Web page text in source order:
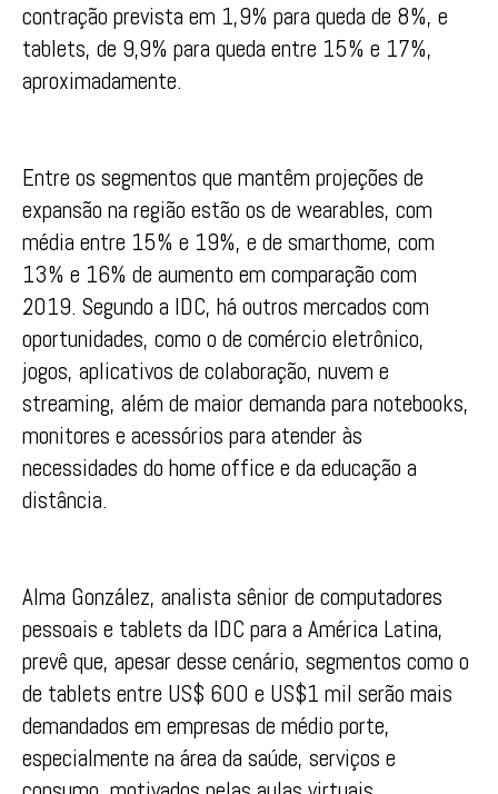
contração prevista em 1,9% para queda de 8%, e
tablets, de 9,9% para queda entre 15% e 17%,
aproximadamente.
Entre os segmentos que mantêm projeções de
expansão na região estão os de wearables, com
média entre 15% e 19%, e de smarthome, com
13% e 16% de aumento em comparação com
2019. Segundo a IDC, há outros mercados com
oportunidades, como o de comércio eletrônico,
jogos, aplicativos de colaboração, nuvem e
streaming, além de maior demanda para notebooks,
monitores e acessórios para atender às
necessidades do home office e da educação a
distância.
Alma González, analista sênior de computadores
pessoais e tablets da IDC para a América Latina,
prevê que, apesar desse cenário, segmentos como o
de tablets entre US$ 600 e US$1 mil serão mais
demandados em empresas de médio porte,
especialmente na área da saúde, serviços e